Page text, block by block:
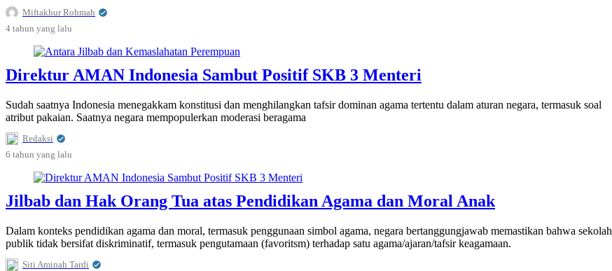
Miftakhur Rohmah
4 tahun yang lalu
Direktur AMAN Indonesia Sambut Positif SKB 3 Menteri
Sudah saatnya Indonesia menegakkam konstitusi dan menghilangkan tafsir dominan agama tertentu dalam aturan negara, termasuk soal
atribut pakaian. Saatnya negara mempopulerkan moderasi beragama
Redaksi
6 tahun yang lalu
Jilbab dan Hak Orang Tua atas Pendidikan Agama dan Moral Anak
Dalam konteks pendidikan agama dan moral, termasuk penggunaan simbol agama, negara bertanggungjawab memastikan bahwa sekolah
publik tidak bersifat diskriminatif, termasuk pengutamaan (favoritsm) terhadap satu agama/ajaran/tafsir keagamaan.
Siti Aminah Tardi